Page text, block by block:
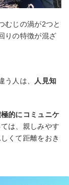
むじの渦が2つと
りの特徴が混ざ
人は、
人見知
的にコミュニケ
は、親しみやす
くて距離をおき